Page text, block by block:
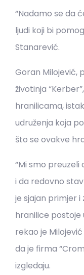
“Nadamo se da
ljudi koji bi
Stanarević.
Goran Milojević,
životinja
hranilicama,
udruženja koja
što se ovakve
“Mi smo
i da redovno
je sjajan primjer
hranilice postoje
rekao je
da je firma
izgledaju.